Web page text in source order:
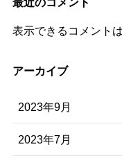
表示できるコメント
アーカイブ
2023年9月
2023年7月